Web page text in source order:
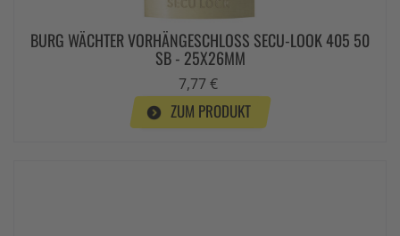
BURG WÄCHTER VORHÄNGESCHLOSS SECU-LOOK 405 50
SB - 25X26MM
7,77 €
ZUM PRODUKT